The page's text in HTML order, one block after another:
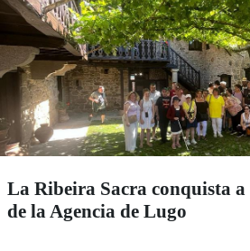
La Ribeira Sacra conquista
de la Agencia de Lugo